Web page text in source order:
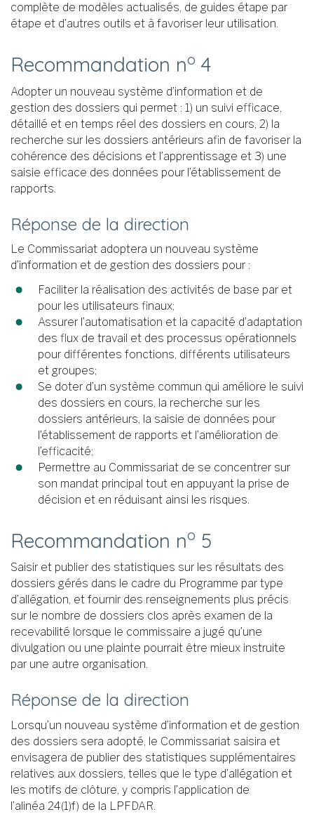
complète de modèles actualisés, de guides étape par
étape et d’autres outils et à favoriser leur utilisation.
Recommandation no 4
Adopter un nouveau système d’information et de
gestion des dossiers qui permet : 1) un suivi efficace,
détaillé et en temps réel des dossiers en cours, 2) la
recherche sur les dossiers antérieurs afin de favoriser la
cohérence des décisions et l’apprentissage et 3) une
saisie efficace des données pour l’établissement de
rapports.
Réponse de la direction
Le Commissariat adoptera un nouveau système
d’information et de gestion des dossiers pour :
Faciliter la réalisation des activités de base par et
pour les utilisateurs finaux;
Assurer l’automatisation et la capacité d’adaptation
des flux de travail et des processus opérationnels
pour différentes fonctions, différents utilisateurs
et groupes;
Se doter d’un système commun qui améliore le suivi
des dossiers en cours, la recherche sur les
dossiers antérieurs, la saisie de données pour
l’établissement de rapports et l’amélioration de
l’efficacité;
Permettre au Commissariat de se concentrer sur
son mandat principal tout en appuyant la prise de
décision et en réduisant ainsi les risques.
Recommandation no 5
Saisir et publier des statistiques sur les résultats des
dossiers gérés dans le cadre du Programme par type
d’allégation, et fournir des renseignements plus précis
sur le nombre de dossiers clos après examen de la
recevabilité lorsque le commissaire a jugé qu’une
divulgation ou une plainte pourrait être mieux instruite
par une autre organisation.
Réponse de la direction
Lorsqu’un nouveau système d’information et de gestion
des dossiers sera adopté, le Commissariat saisira et
envisagera de publier des statistiques supplémentaires
relatives aux dossiers, telles que le type d’allégation et
les motifs de clôture, y compris l’application de
l’alinéa 24(1)f) de la LPFDAR.